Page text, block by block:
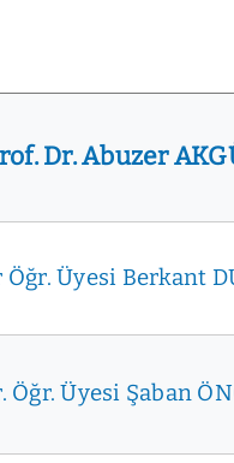
Dr. Abuzer
Öğr. Üyesi Berkant
Öğr. Üyesi Şaban